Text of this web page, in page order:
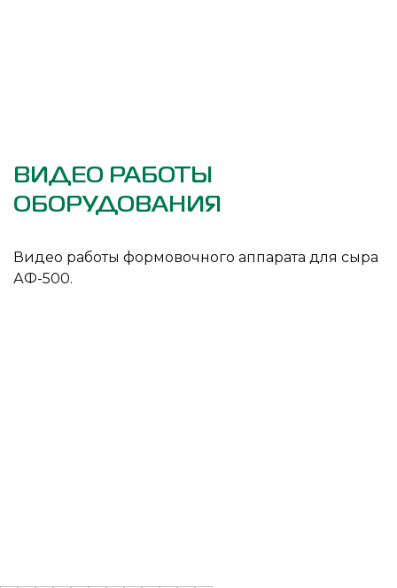
ВИДЕО РАБОТЫ
ОБОРУДОВАНИЯ
Видео работы формовочного аппарата для сыра
АФ-500.